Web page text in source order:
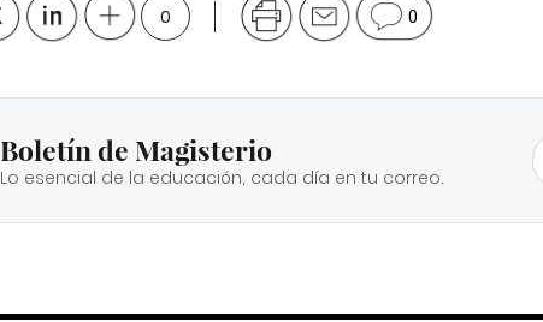
0 0
Boletín de Magisterio
Lo esencial de la educación, cada día en tu correo.